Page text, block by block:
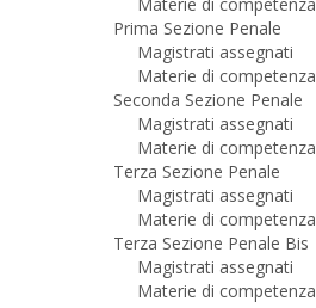
Prima Sezione Penale
Magistrati assegnati
Materie di competenza
Seconda Sezione Penale
Magistrati assegnati
Materie di competenza
Terza Sezione Penale
Magistrati assegnati
Materie di competenza
Terza Sezione Penale Bis
Magistrati assegnati
Materie di competenza